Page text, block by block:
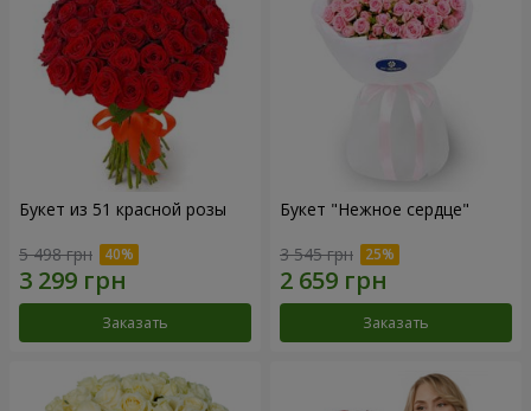
Букет из 51 красной розы
5 498 грн
Заказать
Букет "Нежное сердце"
3 545 грн
Заказать